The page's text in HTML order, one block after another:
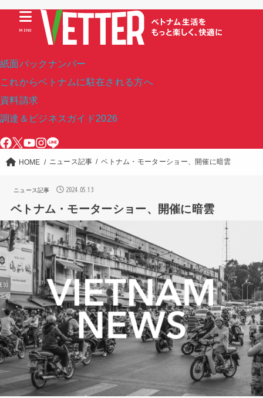
紙面バックナンバー
これからベトナムに駐在される方へ
資料請求
調達＆ビジネスガイド2026
MENU
HOME ニュース記事 ベトナム・モーターショー、開催に暗雲
ニュース記事 2024.05.13
ベトナム・モーターショー、開催に暗雲